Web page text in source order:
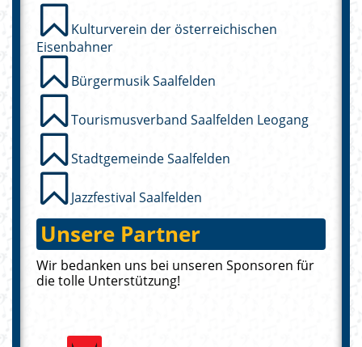
Kulturverein der österreichischen
Eisenbahner
Bürgermusik Saalfelden
Tourismusverband Saalfelden Leogang
Stadtgemeinde Saalfelden
Jazzfestival Saalfelden
Unsere Partner
Wir bedanken uns bei unseren Sponsoren für
die tolle Unterstützung!